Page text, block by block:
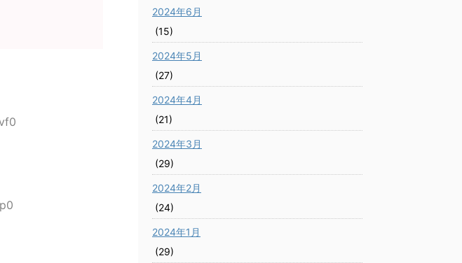
2024年6月
(15)
2024年5月
(27)
2024年4月
(21)
2024年3月
(29)
2024年2月
(24)
2024年1月
(29)